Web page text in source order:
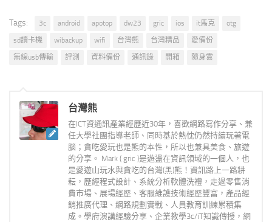
Tags: 3c android apotop dw23 gric ios it馬克
otg
sd讀卡機
wibackup wifi 台灣熊 台灣精品
愛備份
無線usb傳輸
評測 資料備份 通訊錄 開箱 隨身雲
台灣熊
在ICT資通訊產業經歷近30年，喜歡網路寫作分享、兼
任大學社團指導老師、同時基於熱忱仍然持續玩著電
腦；貪吃愛玩也是熊的本性，所以也兼具美食、旅遊
的分享。 Mark ( gric )是遊盪在資訊領域的一個人，也
是愛遊山玩水與貪吃的台灣(黑)熊！資訊路上一路耕
耘，歷經程式設計、系統分析軟體洗禮，走過零售消
費市場、展場經歷、客服維護技術經歷豐富，產品經
銷推廣代理、網路規劃實戰、人員教育訓練累積集
成。學府演講經驗分享、企業教學3c/iT知識傳授，網